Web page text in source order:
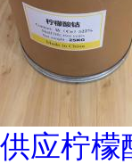
供应柠檬